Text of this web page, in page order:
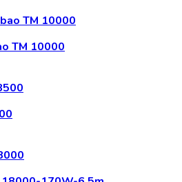
2.450.000₫.
TM 10000